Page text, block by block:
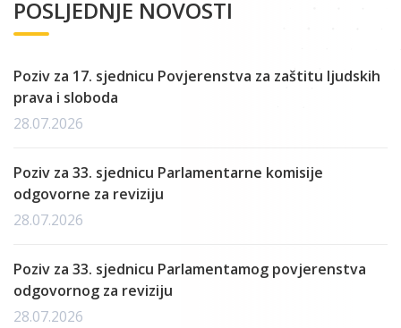
POSLJEDNJE NOVOSTI
Poziv za 17. sjednicu Povjerenstva za zaštitu ljudskih
prava i sloboda
28.07.2026
Poziv za 33. sjednicu Parlamentarne komisije
odgovorne za reviziju
28.07.2026
Poziv za 33. sjednicu Parlamentamog povjerenstva
odgovornog za reviziju
28.07.2026